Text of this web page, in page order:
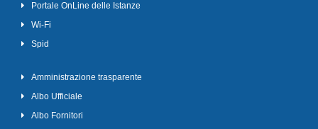
Portale OnLine delle Istanze
Wi-Fi
Spid
Amministrazione trasparente
Albo Ufficiale
Albo Fornitori